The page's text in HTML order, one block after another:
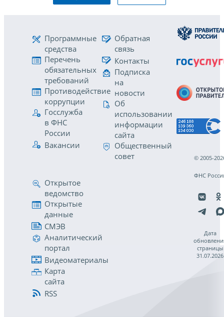
Программные
средства
Перечень
обязательных
требований
Противодействие
коррупции
Госслужба
в ФНС
России
Вакансии
Обратная
связь
Контакты
Подписка
на
новости
Об
использовании
информации
сайта
Общественный
совет
Открытое
ведомство
Открытые
данные
СМЭВ
Аналитический
портал
Видеоматериалы
Карта
сайта
RSS
© 2005-
ФНС
Дата
страницы
31.07.2026